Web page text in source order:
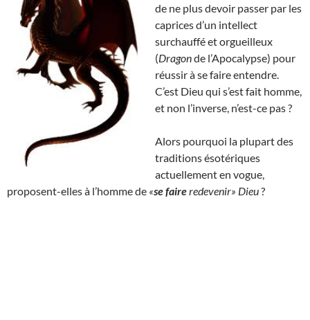
de ne plus devoir passer par les
caprices d’un intellect
surchauffé et orgueilleux
(Dragonde l’Apocalypse) pour
réussir à se faire entendre.
C’est Dieu qui s’est fait homme,
et non l’inverse, n’est-ce pas ?
Alors pourquoi la plupart des
traditions ésotériques
actuellement en vogue,
proposent-elles à l’homme de «se faireredevenir» Dieu?